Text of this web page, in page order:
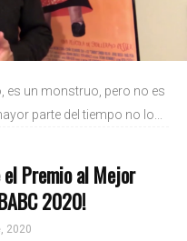
es un monstruo, pero no es
parte del tiempo no lo...
el Premio al Mejor
2020!
2020